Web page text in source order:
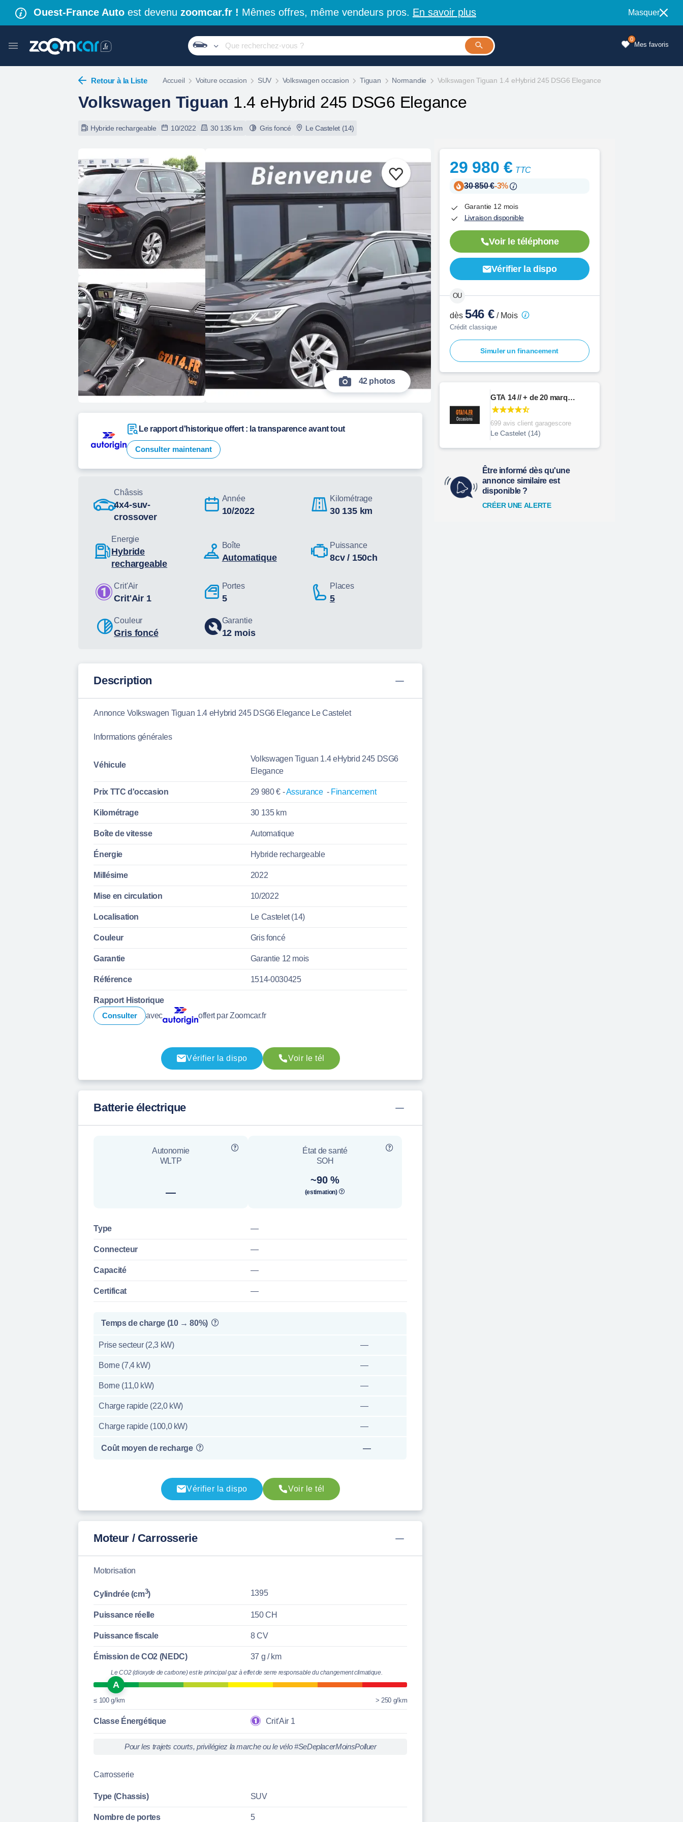
Ouest-France Auto est devenu zoomcar.fr ! Mêmes offres, même vendeurs pros. En savoir plus Masquer
Mes favoris
0
Retour à la Liste Accueil Voiture occasion SUV Volkswagen occasion Tiguan Normandie Volkswagen Tiguan 1.4 eHybrid 245 DSG6 Elegance
Volkswagen Tiguan 1.4 eHybrid 245 DSG6 Elegance
Hybride rechargeable 10/2022 30 135 km Gris foncé Le Castelet (14)
42 photos
29 980 € TTC
30 850 €-3%
Garantie 12 mois
Livraison disponible
Voir le téléphone
Vérifier la dispo
dès 546 €/ Mois
Crédit classique
Simuler un financement
GTA 14 // + de 20 marques disponibles
699 avis client garagescore
Le Castelet (14)
Être informé dès qu'une
annonce similaire est
disponible ?
CRÉER UNE ALERTE
Le rapport d'historique offert : la transparence avant tout
Consulter maintenant
Châssis
4x4-suv-
crossover
Année
10/2022
Kilométrage
30 135 km
Energie
hybride
rechargeable
Boîte
automatique
Puissance
8cv / 150ch
Crit'Air
Crit'Air 1
Portes
5
Places
5
Couleur
Gris foncé
Garantie
12 mois
Description
Annonce Volkswagen Tiguan 1.4 eHybrid 245 DSG6 Elegance Le Castelet
Informations générales
Véhicule
Volkswagen Tiguan 1.4 eHybrid 245 DSG6
Elegance
Prix TTC d'occasion 29 980 € -Assurance- Financement
Kilométrage 30 135 km
Boîte de vitesse Automatique
Énergie Hybride rechargeable
Millésime 2022
Mise en circulation 10/2022
Localisation Le Castelet (14)
Couleur Gris foncé
Garantie Garantie 12 mois
Référence 1514-0030425
Rapport Historique
Consulter
avec offert par Zoomcar.fr
Vérifier la dispo Voir le tél
Batterie électrique
Autonomie
WLTP
—
État de santé
SOH
~90 %
(estimation)
Type —
Connecteur —
Capacité —
Certificat —
Temps de charge (10 → 80%)
Prise secteur (2,3 kW) —
Borne (7,4 kW) —
Borne (11,0 kW) —
Charge rapide (22,0 kW) —
Charge rapide (100,0 kW) —
Coût moyen de recharge —
Vérifier la dispo Voir le tél
Moteur / Carrosserie
Motorisation
Cylindrée (cm3) 1395
Puissance réelle 150 CH
Puissance fiscale 8 CV
Émission de CO2 (NEDC) 37 g / km
Le CO2 (dioxyde de carbone) est le principal gaz à effet de serre responsable du changement climatique.
A
≤ 100 g/km > 250 g/km
Classe Énergétique Crit'Air 1
Pour les trajets courts, privilégiez la marche ou le vélo #SeDeplacerMoinsPolluer
Carrosserie
Type (Chassis) SUV
Nombre de portes 5